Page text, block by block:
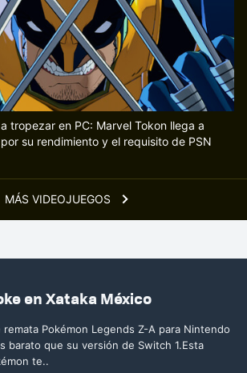
MÁS VIDEOJUEGOS
tropezar en PC: Marvel Tokon llega a
su rendimiento y el requisito de PSN
en Xataka México
Pokémon Legends Z-A para Nintendo
barato que su versión de Switch 1.Esta
te..